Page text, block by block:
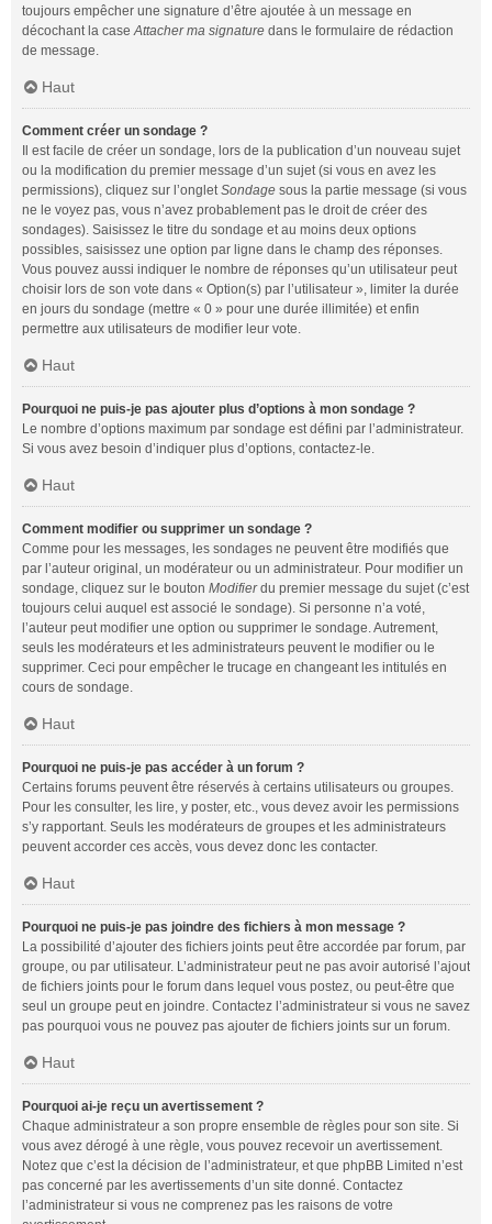
toujours empêcher une signature d’être ajoutée à un message en
décochant la caseAttacher ma signature dans le formulaire de rédaction
de message.
Haut
Comment créer un sondage ?
Il est facile de créer un sondage, lors de la publication d’un nouveau sujet
ou la modification du premier message d’un sujet (si vous en avez les
permissions), cliquez sur l’ongletSondage sous la partie message (si vous
ne le voyez pas, vous n’avez probablement pas le droit de créer des
sondages). Saisissez le titre du sondage et au moins deux options
possibles, saisissez une option par ligne dans le champ des réponses.
Vous pouvez aussi indiquer le nombre de réponses qu’un utilisateur peut
choisir lors de son vote dans « Option(s) par l’utilisateur », limiter la durée
en jours du sondage (mettre « 0 » pour une durée illimitée) et enfin
permettre aux utilisateurs de modifier leur vote.
Haut
Pourquoi ne puis-je pas ajouter plus d’options à mon sondage ?
Le nombre d’options maximum par sondage est défini par l’administrateur.
Si vous avez besoin d’indiquer plus d’options, contactez-le.
Haut
Comment modifier ou supprimer un sondage ?
Comme pour les messages, les sondages ne peuvent être modifiés que
par l’auteur original, un modérateur ou un administrateur. Pour modifier un
sondage, cliquez sur le bouton Modifierdu premier message du sujet (c’est
toujours celui auquel est associé le sondage). Si personne n’a voté,
l’auteur peut modifier une option ou supprimer le sondage. Autrement,
seuls les modérateurs et les administrateurs peuvent le modifier ou le
supprimer. Ceci pour empêcher le trucage en changeant les intitulés en
cours de sondage.
Haut
Pourquoi ne puis-je pas accéder à un forum ?
Certains forums peuvent être réservés à certains utilisateurs ou groupes.
Pour les consulter, les lire, y poster, etc., vous devez avoir les permissions
s’y rapportant. Seuls les modérateurs de groupes et les administrateurs
peuvent accorder ces accès, vous devez donc les contacter.
Haut
Pourquoi ne puis-je pas joindre des fichiers à mon message ?
La possibilité d’ajouter des fichiers joints peut être accordée par forum, par
groupe, ou par utilisateur. L’administrateur peut ne pas avoir autorisé l’ajout
de fichiers joints pour le forum dans lequel vous postez, ou peut-être que
seul un groupe peut en joindre. Contactez l’administrateur si vous ne savez
pas pourquoi vous ne pouvez pas ajouter de fichiers joints sur un forum.
Haut
Pourquoi ai-je reçu un avertissement ?
Chaque administrateur a son propre ensemble de règles pour son site. Si
vous avez dérogé à une règle, vous pouvez recevoir un avertissement.
Notez que c’est la décision de l’administrateur, et que phpBB Limited n’est
pas concerné par les avertissements d’un site donné. Contactez
l’administrateur si vous ne comprenez pas les raisons de votre